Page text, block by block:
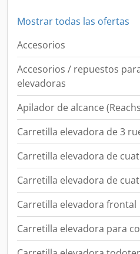
Mostrar todas las ofertas
Accesorios
Accesorios / repuestos
elevadoras
Apilador de alcance
Carretilla elevadora de 3
Carretilla elevadora de
Carretilla elevadora de
Carretilla elevadora frontal
Carretilla elevadora para